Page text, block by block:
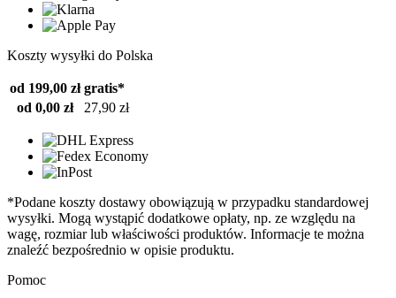
Koszty wysyłki do Polska
od 199,00 zł gratis*
od 0,00 zł
27,90 zł
*Podane koszty dostawy obowiązują w przypadku standardowej
wysyłki. Mogą wystąpić dodatkowe opłaty, np. ze względu na
wagę, rozmiar lub właściwości produktów. Informacje te można
znaleźć bezpośrednio w opisie produktu.
Pomoc